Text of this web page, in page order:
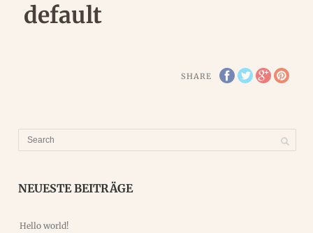
default
SHARE
NEUESTE BEITRÄGE
Hello world!